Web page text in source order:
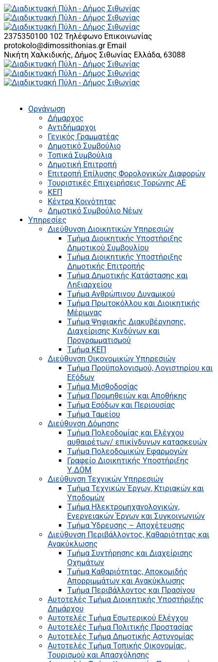
2375350100 102 Τηλέφωνο Επικοινωνίας
protokolo@dimossithonias.gr Email
Νικήτη Χαλκιδικής, Δήμος Σιθωνίας Ελλάδα, 63088
Οργάνωση
Δήμαρχος
Αντιδήμαρχοι
Γενικός Γραμματέας
Δημοτικό Συμβούλιο
Τοπικά Συμβούλια
Δημοτική Επιτροπή
Επιτροπή Επίλυσης Φορολογικών Διαφορών
Τουριστικές Επιχειρήσεις Τορώνης ΑΕ
ΚΕΠ
Κέντρα Κοινότητας
Δημοτικό Συμβούλιο Νέων
Υπηρεσίες
Διεύθυνση Διοικητικών Υπηρεσιών
Τμήμα Διοικητικής Υποστήριξης
Δημοτικού Συμβουλίου
Τμήμα Διοικητικής Υποστήριξης
Δημοτικής Επιτροπής
Τμήμα Δημοτικής Κατάστασης και
Ληξιαρχείου
Τμήμα Ανθρώπινου Δυναμικού
Τμήμα Πρωτοκόλλου και Διοικητικής
Μέριμνας
Τμήμα Ψηφιακής Διακυβέρνησης,
Διαχείρισης Κινδύνων και
Προγραμματισμού
Τμήμα ΚΕΠ
Διεύθυνση Οικονομικών Υπηρεσιών
Τμήμα Προϋπολογισμού, Λογιστηρίου και
Εξόδων
Τμήμα Μισθοδοσίας
Τμήμα Προμηθειών και Αποθήκης
Τμήμα Εσόδων και Περιουσίας
Τμήμα Ταμείου
Διεύθυνση Δόμησης
Τμήμα Πολεοδομίας και Ελέγχου
αυθαιρέτων/ επικίνδυνων κατασκευών
Τμήμα Πολεοδομικών Εφαρμογών
Γραφείο Διοικητικής Υποστήριξης
Υ.ΔΟΜ
Διεύθυνση Τεχνικών Υπηρεσιών
Τμήμα Τεχνικών Έργων, Κτιριακών και
Υποδομών
Τμήμα Ηλεκτρομηχανολογικών,
Ενεργειακών Έργων και Συγκοινωνιών
Τμήμα Ύδρευσης – Αποχέτευσης
Διεύθυνση Περιβάλλοντος, Καθαριότητας και
Ανακύκλωσης
Τμήμα Συντήρησης και Διαχείρισης
Οχημάτων
Τμήμα Καθαριότητας, Αποκομιδής
Απορριμμάτων και Ανακύκλωσης
Τμήμα Περιβάλλοντος και Πρασίνου
Αυτοτελές Τμήμα Διοικητικής Υποστήριξης
Δημάρχου
Αυτοτελές Τμήμα Εσωτερικού Ελέγχου
Αυτοτελές Τμήμα Πολιτικής Προστασίας
Αυτοτελές Τμήμα Δημοτικής Αστυνομίας
Αυτοτελές Τμήμα Τοπικής Οικονομίας,
Τουρισμού και Απασχόλησης